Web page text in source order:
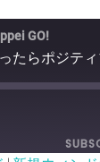
GO!
たらポジティ